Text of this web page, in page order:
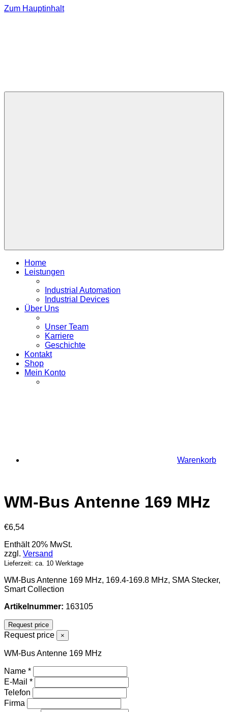
Zum Hauptinhalt
Home
Leistungen
Industrial Automation
Industrial Devices
Über Uns
Unser Team
Karriere
Geschichte
Kontakt
Shop
Mein Konto
Warenkorb
WM-Bus Antenne 169 MHz
€6,54
Enthält 20% MwSt.
zzgl. Versand
Lieferzeit: ca. 10 Werktage
WM-Bus Antenne 169 MHz, 169.4-169.8 MHz, SMA Stecker,
Smart Collection
Artikelnummer: 163105
Request price
Request price ×
WM-Bus Antenne 169 MHz
Name *
E-Mail *
Telefon
Firma